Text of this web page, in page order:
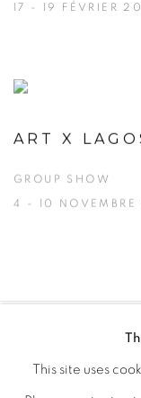
17 - 19 FÉVRIER
ART X
GROUP SHOW
4 - 10
COPYRIGHT © 2026
This site uses